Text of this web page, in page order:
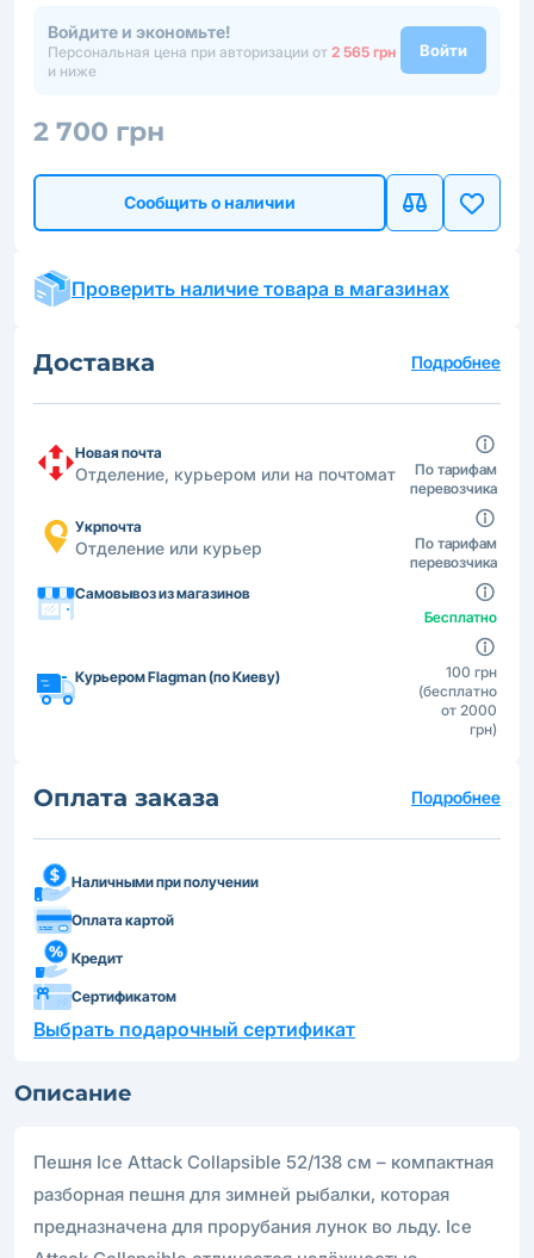
Войдите и экономьте!
Персональная цена при авторизации от 2 565 грн
и ниже
Войти
2 700 грн
Сообщить о наличии
Проверить наличие товара в магазинах
Доставка Подробнее
Новая почта
Отделение, курьером или на почтомат
По тарифам
перевозчика
Укрпочта
Отделение или курьер
По тарифам
перевозчика
Самовывоз из магазинов
Бесплатно
Курьером Flagman (по Киеву)
100 грн
(бесплатно
от 2000
грн)
Оплата заказа Подробнее
Наличными при получении
Оплата картой
Кредит
Сертификатом
Выбрать подарочный сертификат
Описание
Пешня Ice Attack Collapsible 52/138 см – компактная
разборная пешня для зимней рыбалки, которая
предназначена для прорубания лунок во льду. Ice